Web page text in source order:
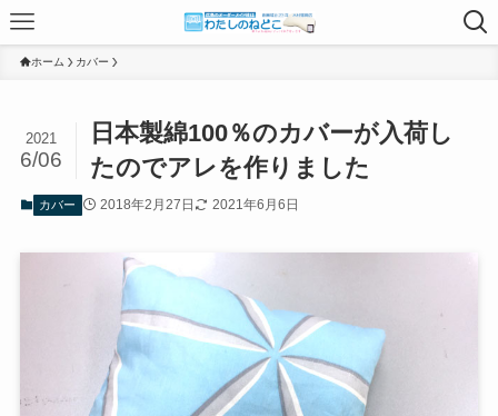
ホーム カバー
日本製綿100％のカバーが入荷し
たのでアレを作りました
2021
6/06
カバー 2018年2月27日 2021年6月6日